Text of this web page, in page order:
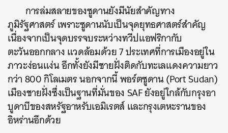
การล่มสลายของซูดานยังมีนัยสำคัญทาง
ภูมิรัฐศาสตร์ เพราะซูดานนับเป็นจุดยุทธศาสตร์สำคัญ
เนื่องจากเป็นจุดบรรจบระหว่างทวีปแอฟริกากับ
ตะวันออกกลาง แวดล้อมด้วย 7 ประเทศที่การเมืองอยู่ใน
ภาวะง่อนแง่น อีกทั้งยังมีชายฝั่งติดกับทะเลแดงความยาว
กว่า 800 กิโลเมตร นอกจากนี้ พอร์ตซูดาน (Port Sudan)
เมืองชายฝั่งซึ่งเป็นฐานที่มั่นของ SAF ยังอยู่ใกล้กับกรุงอา
บูดาบีของสหรัฐอาหรับเอมิเรตส์ และกรุงเตหะรานของ
อิหร่านอีกด้วย